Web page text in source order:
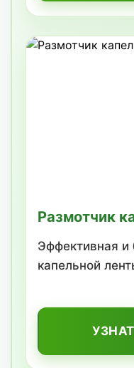
Размотчик
Эффективная и
капельной